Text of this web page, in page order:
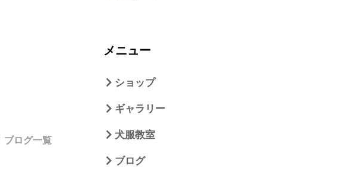
ブログ一覧
メニュー
ショップ
ギャラリー
犬服教室
ブログ